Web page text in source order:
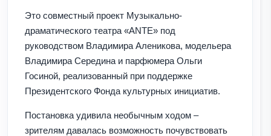
Это совместный проект Музыкально-
драматического театра «ANTE» под
руководством Владимира Аленикова, модельера
Владимира Середина и парфюмера Ольги
Госиной, реализованный при поддержке
Президентского Фонда культурных инициатив.
Постановка удивила необычным ходом –
зрителям давалась возможность почувствовать